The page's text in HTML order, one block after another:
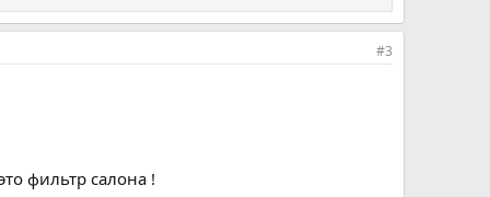
#3
фильтр салона !